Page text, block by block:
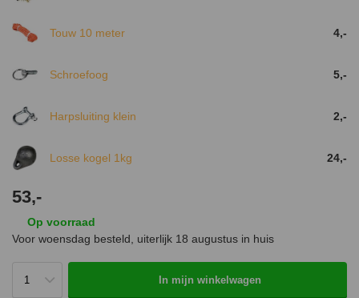
Touw 10 meter 4,-
Schroefoog 5,-
Harpsluiting klein 2,-
Losse kogel 1kg 24,-
53,-
Op voorraad
Voor woensdag besteld, uiterlijk 18 augustus in huis
In mijn winkelwagen